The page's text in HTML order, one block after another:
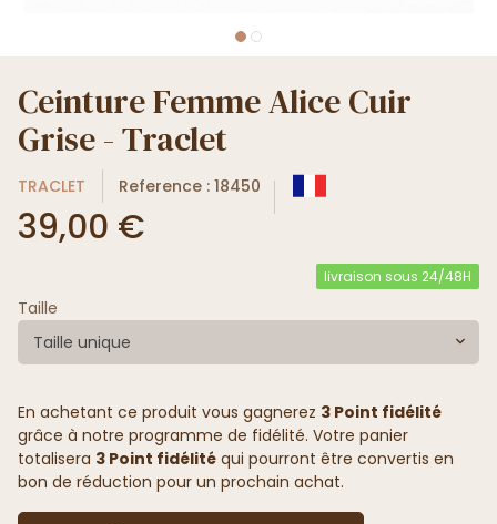
Ceinture Femme Alice Cuir
Grise - Traclet
TRACLET Reference : 18450
39,00 €
livraison sous 24/48H
Taille
Taille unique
En achetant ce produit vous gagnerez 3 Point fidélité
grâce à notre programme de fidélité. Votre panier
totalisera 3 Point fidélité qui pourront être convertis en
bon de réduction pour un prochain achat.